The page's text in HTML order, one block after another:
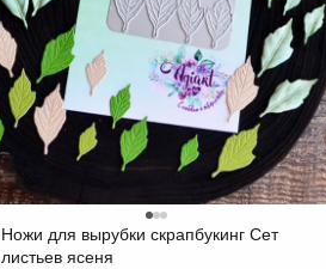
Ножи для вырубки скрапбукинг Сет
листьев ясеня